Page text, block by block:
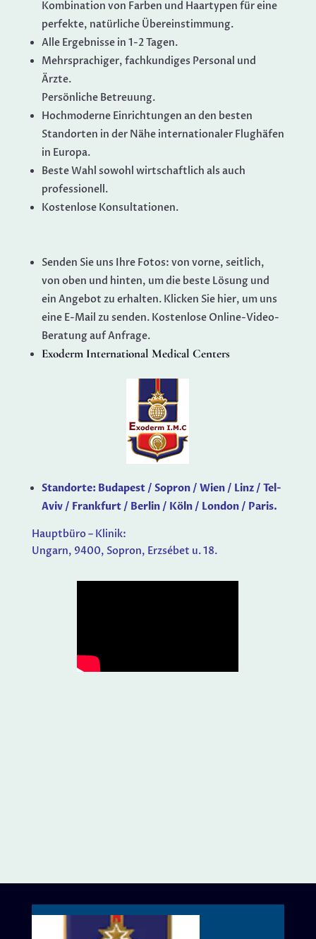
Kombination von Farben und Haartypen für eine
perfekte, natürliche Übereinstimmung.
Alle Ergebnisse in 1-2 Tagen.
Mehrsprachiger, fachkundiges Personal und
Ärzte.
Persönliche Betreuung.
Hochmoderne Einrichtungen an den besten
Standorten in der Nähe internationaler Flughäfen
in Europa.
Beste Wahl sowohl wirtschaftlich als auch
professionell.
Kostenlose Konsultationen.
Senden Sie uns Ihre Fotos: von vorne, seitlich,
von oben und hinten, um die beste Lösung und
ein Angebot zu erhalten. Klicken Sie hier, um uns
eine E-Mail zu senden. Kostenlose Online-Video-
Beratung auf Anfrage.
Exoderm International Medical Centers
Standorte: Budapest / Sopron / Wien / Linz / Tel-
Aviv / Frankfurt / Berlin / Köln / London / Paris.
Hauptbüro – Klinik:
Ungarn, 9400, Sopron, Erzsébet u. 18.